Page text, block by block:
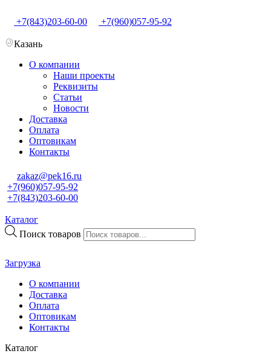
+7(843)203-60-00 +7(960)057-95-92
Казань
О компании
Наши проекты
Реквизиты
Статьи
Новости
Доставка
Оплата
Оптовикам
Контакты
zakaz@pek16.ru
+7(960)057-95-92
+7(843)203-60-00
Каталог
Поиск товаров
Загрузка
О компании
Доставка
Оплата
Оптовикам
Контакты
Каталог